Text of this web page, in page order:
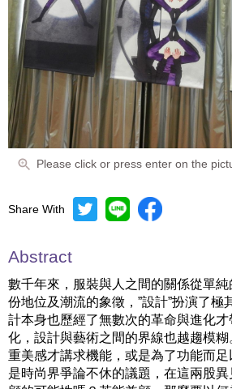
Please click or press enter on the
Share With
Abstract
數千年來，服裝與人之間的關係從單
份地位及潮流的象徵，”設計”扮演了極
計本身也歷經了無數次的革命與進化
化，設計與藝術之間的界線也越趨模
重美感才講求機能，或是為了功能而
是時尚界爭論不休的議題，在這兩股